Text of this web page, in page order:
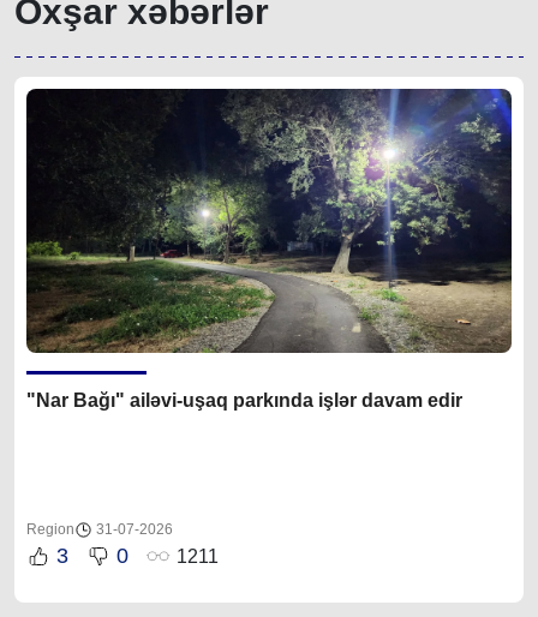
Oxşar xəbərlər
"Nar Bağı" ailəvi-uşaq parkında işlər davam edir
Region 31-07-2026
3 0 1211